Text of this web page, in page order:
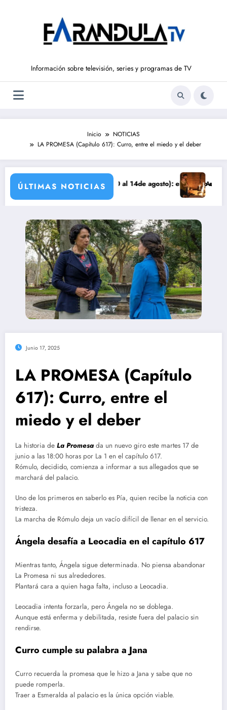
Información sobre televisión, series y programas de TV
Inicio
NOTICIAS
LA PROMESA (Capítulo 617): Curro, entre el miedo y el deber
ÚLTIMAS NOTICIAS
DE LIBERTAD’ (del 10 al 14de agosto): el secreto de Tasio sale a
Avance VALLE
Junio 17, 2025
LA PROMESA (Capítulo
617): Curro, entre el
miedo y el deber
La historia de La Promesa da un nuevo giro este martes 17 de
junio a las 18:00 horas por La 1 en el capítulo 617.
Rómulo, decidido, comienza a informar a sus allegados que se
marchará del palacio.
Uno de los primeros en saberlo es Pía, quien recibe la noticia con
tristeza.
La marcha de Rómulo deja un vacío difícil de llenar en el servicio.
Ángela desafía a Leocadia en el capítulo 617
Mientras tanto, Ángela sigue determinada. No piensa abandonar
La Promesa ni sus alrededores.
Plantará cara a quien haga falta, incluso a Leocadia.
Leocadia intenta forzarla, pero Ángela no se doblega.
Aunque está enferma y debilitada, resiste fuera del palacio sin
rendirse.
Curro cumple su palabra a Jana
Curro recuerda la promesa que le hizo a Jana y sabe que no
puede romperla.
Traer a Esmeralda al palacio es la única opción viable.